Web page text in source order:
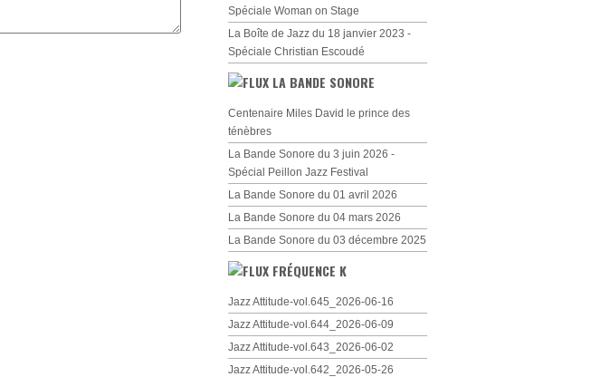
Spéciale Woman on Stage
La Boîte de Jazz du 18 janvier 2023 -
Spéciale Christian Escoudé
LA BANDE SONORE
Centenaire Miles David le prince des
ténèbres
La Bande Sonore du 3 juin 2026 -
Spécial Peillon Jazz Festival
La Bande Sonore du 01 avril 2026
La Bande Sonore du 04 mars 2026
La Bande Sonore du 03 décembre 2025
FRÉQUENCE K
Jazz Attitude-vol.645_2026-06-16
Jazz Attitude-vol.644_2026-06-09
Jazz Attitude-vol.643_2026-06-02
Jazz Attitude-vol.642_2026-05-26